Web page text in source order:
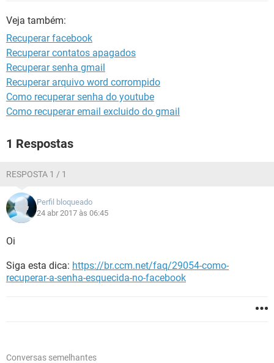
Veja também:
Recuperar facebook
Recuperar contatos apagados
Recuperar senha gmail
Recuperar arquivo word corrompido
Como recuperar senha do youtube
Como recuperar email excluido do gmail
1 Respostas
RESPOSTA 1 / 1
Perfil bloqueado
24 abr 2017 às 06:45
Oi
Siga esta dica: https://br.ccm.net/faq/29054-como-
recuperar-a-senha-esquecida-no-facebook
Conversas semelhantes